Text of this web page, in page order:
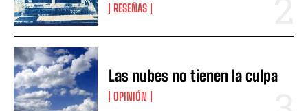
RESEÑAS
Las nubes no tienen la culpa
OPINIÓN